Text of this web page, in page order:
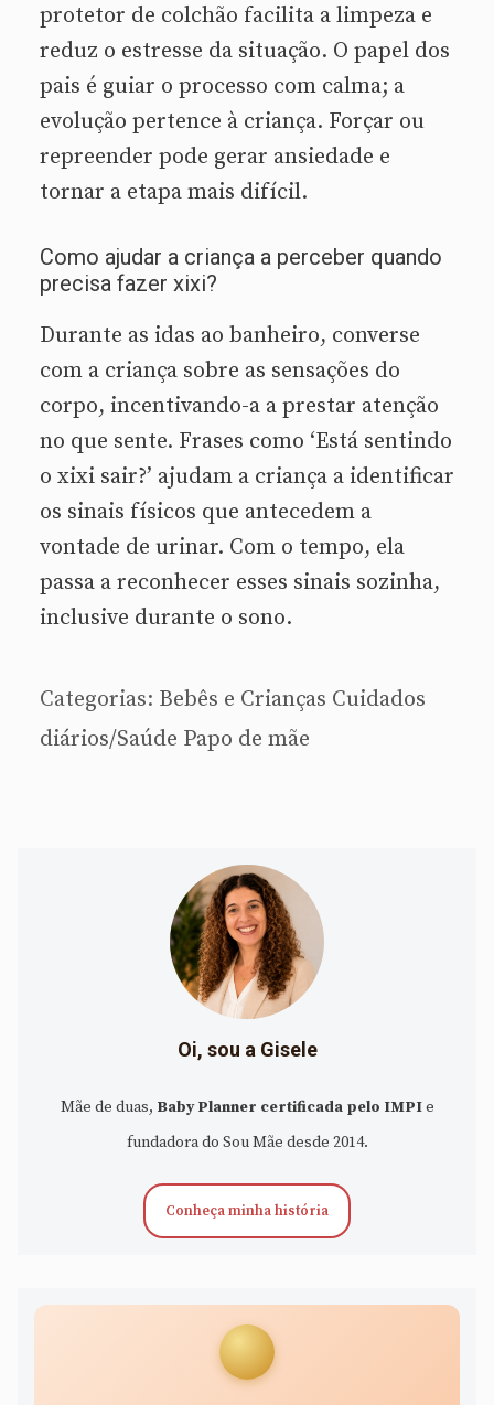
protetor de colchão facilita a limpeza e
reduz o estresse da situação. O papel dos
pais é guiar o processo com calma; a
evolução pertence à criança. Forçar ou
repreender pode gerar ansiedade e
tornar a etapa mais difícil.
Como ajudar a criança a perceber quando
precisa fazer xixi?
Durante as idas ao banheiro, converse
com a criança sobre as sensações do
corpo, incentivando-a a prestar atenção
no que sente. Frases como ‘Está sentindo
o xixi sair?’ ajudam a criança a identificar
os sinais físicos que antecedem a
vontade de urinar. Com o tempo, ela
passa a reconhecer esses sinais sozinha,
inclusive durante o sono.
Categorias: Bebês e Crianças Cuidados
diários/Saúde Papo de mãe
Oi, sou a Gisele
Mãe de duas, Baby Planner certificada pelo IMPIe
fundadora do Sou Mãe desde 2014.
Conheça minha história